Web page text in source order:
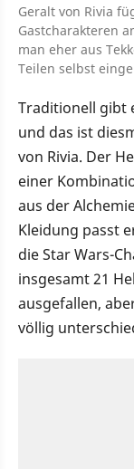
Geralt von Rivia
Gastcharakteren
man eher aus
Teilen selbst
Traditionell gibt
und das ist
von Rivia. Der
einer
aus der
Kleidung passt
die Star Wars-
insgesamt 21
ausgefallen,
völlig